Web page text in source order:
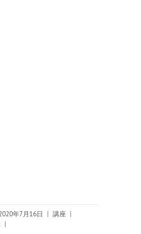
年7月16日 | 講座 |
|